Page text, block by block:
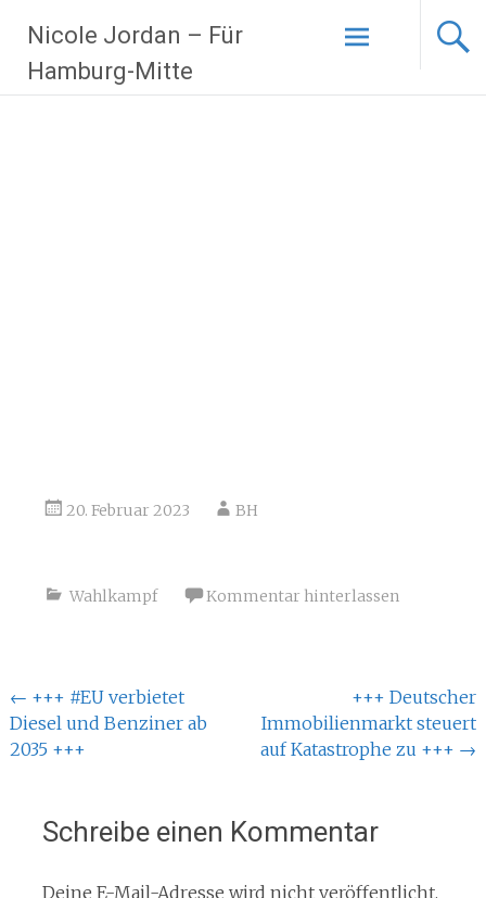
Inhalt
springen
Nicole Jordan – Für
Hamburg-Mitte
20. Februar 2023 BH
Wahlkampf Kommentar hinterlassen
Beitragsnavigation
← +++ #EU verbietet
Diesel und Benziner ab
2035 +++
+++ Deutscher
Immobilienmarkt steuert
auf Katastrophe zu +++ →
Schreibe einen Kommentar
Deine E-Mail-Adresse wird nicht veröffentlicht.